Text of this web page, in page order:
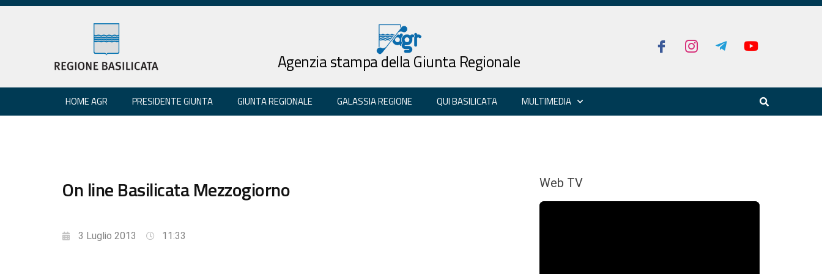
Agenzia stampa della Giunta Regionale
HOME AGR PRESIDENTE GIUNTA GIUNTA REGIONALE GALASSIA REGIONE QUI BASILICATA MULTIMEDIA
On line Basilicata Mezzogiorno
3 Luglio 2013 11:33
Web TV